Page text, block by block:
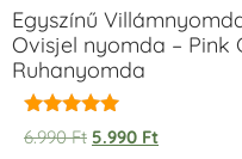
Egyszínű
Ovisjel nyomda – Pink
Ruhanyomda
Értékelés:
5.00
6.990Ft 5.990 Ft